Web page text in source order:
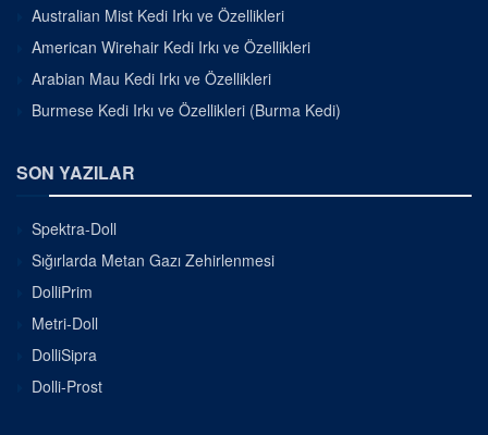
Australian Mist Kedi Irkı ve Özellikleri
American Wirehair Kedi Irkı ve Özellikleri
Arabian Mau Kedi Irkı ve Özellikleri
Burmese Kedi Irkı ve Özellikleri (Burma Kedi)
SON YAZILAR
Spektra-Doll
Sığırlarda Metan Gazı Zehirlenmesi
DolliPrim
Metri-Doll
DolliSipra
Dolli-Prost